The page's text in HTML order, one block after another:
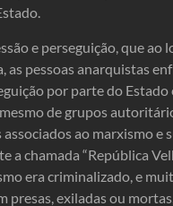
e perseguição, que ao
as pessoas anarquistas
por parte do Estado
de grupos
ao marxismo e
a chamada “República
era criminalizado, e
presas, exiladas ou